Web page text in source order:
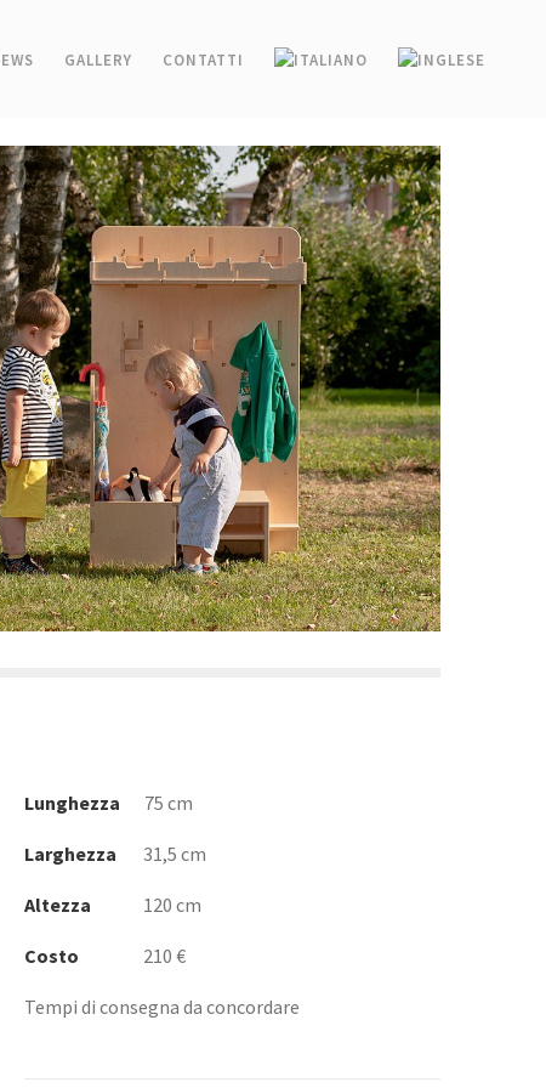
GALLERY CONTATTI
Lunghezza 75 cm
Larghezza 31,5 cm
Altezza 120 cm
Costo 210 €
Tempi di consegna da concordare